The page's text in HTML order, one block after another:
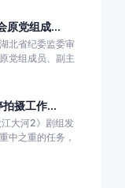
原党组成...
北省纪委监委审
党组成员、副主
拍摄工作...
大河2》剧组发
中之重的任务，